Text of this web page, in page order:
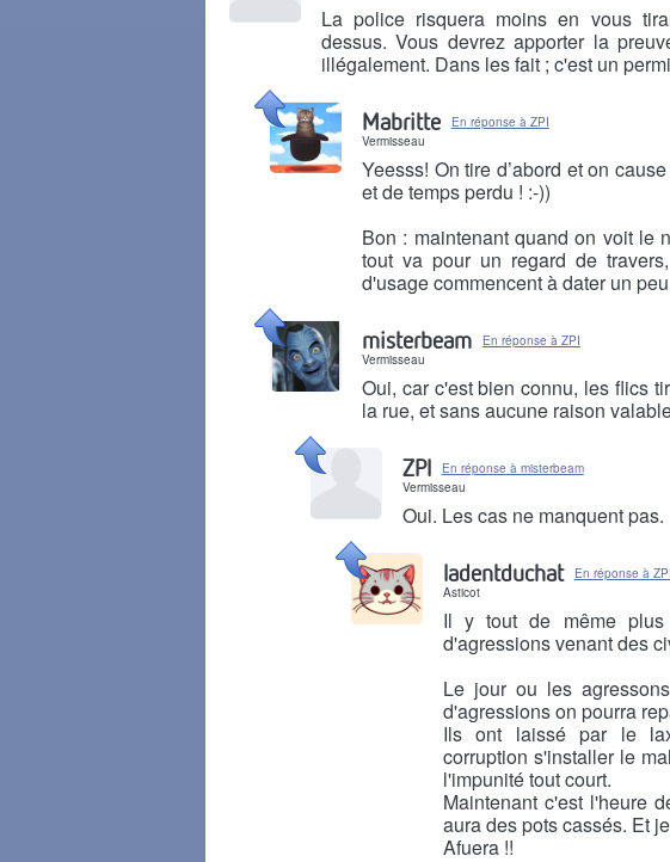
La police risquera moins en vous
dessus. Vous devrez apporter la
illégalement. Dans les fait ; c'est un
Il y a 1 mois
Mabritte
En réponse à ZPI
Vermisseau
Yeesss! On tire d’abord et on
et de temps perdu ! :-))
Bon : maintenant quand on voit le
tout va pour un regard de
d'usage commencent à dater un
Il y a 1 mois
misterbeam
En réponse à ZPI
Vermisseau
Oui, car c'est bien connu, les flics
la rue, et sans aucune raison
Il y a 1 mois
ZPI
En réponse à misterbeam
Vermisseau
Oui. Les cas ne manquent pas.
Il y a 1 mois
ladentduchat
En réponse à ZPI
Asticot
Il y tout de même plus
d'agressions venant des
Le jour ou les
d'agressions on pourra
Ils ont laissé par le
corruption s'installer le
l'impunité tout court.
Maintenant c'est l'heure
aura des pots cassés. Et
Afuera !!